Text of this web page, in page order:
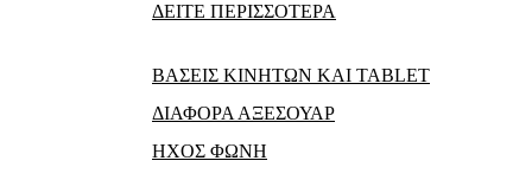
ΔΕΙΤΕ ΠΕΡΙΣΣΟΤΕΡΑ
ΒΑΣΕΙΣ ΚΙΝΗΤΩΝ ΚΑΙ TABLET
ΔΙΑΦΟΡΑ ΑΞΕΣΟΥΑΡ
ΗΧΟΣ ΦΩΝΗ